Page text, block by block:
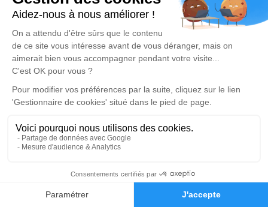
Faire-part Hommages
poèmes ou des textes. Cet endroit est un lieu
d'expression dédié à honorer la mémoire de Michel
CHATELAIN.
Un service de plantation d’arbre hommage est
disponible ici.
Je rends hommage
Cérémonie civile
Cimetiere de La Cellette
23350 La Cellette